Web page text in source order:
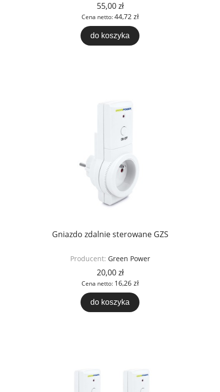
55,00 zł
Cena netto:44,72 zł
do koszyka
Gniazdo zdalnie sterowane GZS
Producent: Green Power
20,00 zł
Cena netto: 16,26 zł
do koszyka